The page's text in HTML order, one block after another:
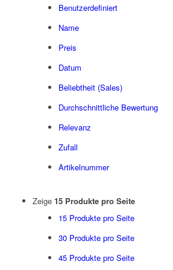
Benutzerdefiniert
Name
Preis
Datum
Beliebtheit (Sales)
Durchschnittliche Bewertung
Relevanz
Zufall
Artikelnummer
Zeige 15 Produkte pro Seite
15 Produkte pro Seite
30 Produkte pro Seite
45 Produkte pro Seite